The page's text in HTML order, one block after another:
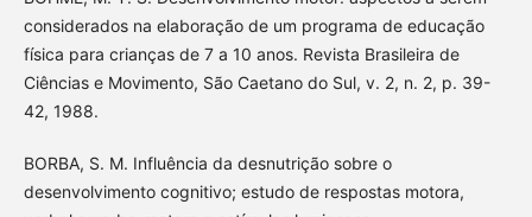
considerados na elaboração de um programa de educação
física para crianças de 7 a 10 anos. Revista Brasileira de
Ciências e Movimento, São Caetano do Sul, v. 2, n. 2, p. 39-
42, 1988.
BORBA, S. M. Influência da desnutrição sobre o
desenvolvimento cognitivo; estudo de respostas motora,